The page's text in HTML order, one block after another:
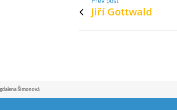
Jiří Gottwald
Šimonová